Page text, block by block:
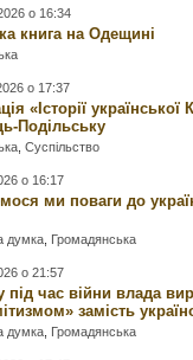
о 16:34
книга на Одещині
о 17:37
«Історії української
Подільську
,Суспільство
о 16:17
ми поваги до
думка Громадянська
о 21:57
під час війни влада
замість
думка Громадянська